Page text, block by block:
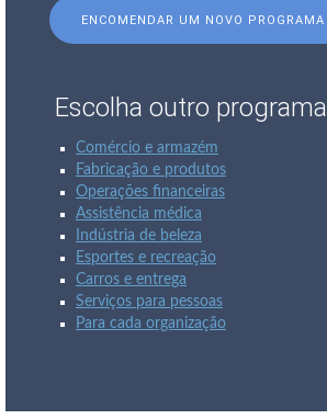
ENCOMENDAR UM NOVO PROGRAMA
Escolha outro programa
Comércio e armazém
Fabricação e produtos
Operações financeiras
Assistência médica
Indústria de beleza
Esportes e recreação
Carros e entrega
Serviços para pessoas
Para cada organização